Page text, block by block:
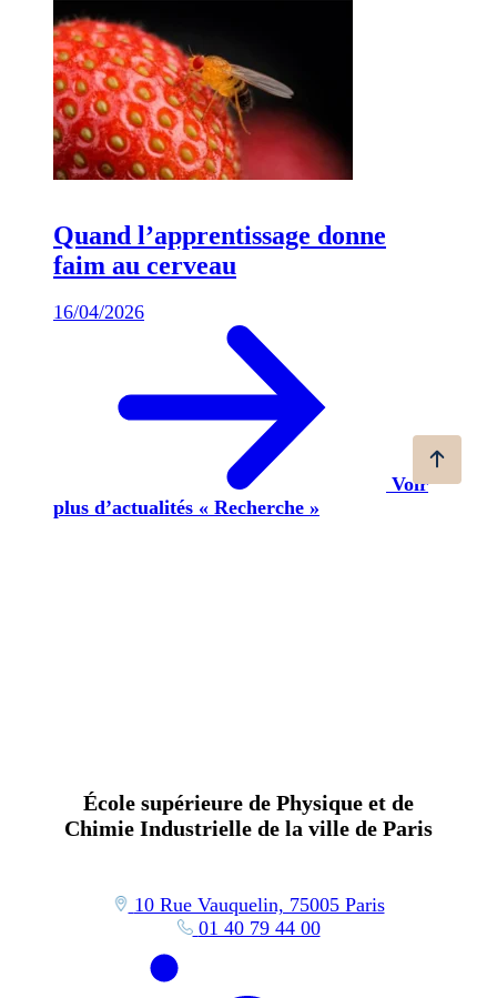
Quand l’apprentissage donne
faim au cerveau
16/04/2026
Voir
plus d’actualités « Recherche »
École supérieure de Physique et de
Chimie Industrielle de la ville de Paris
10 Rue Vauquelin, 75005 Paris
01 40 79 44 00